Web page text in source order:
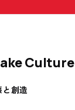
Culture
創造